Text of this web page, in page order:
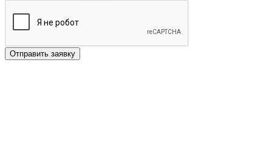
Отправить заявку